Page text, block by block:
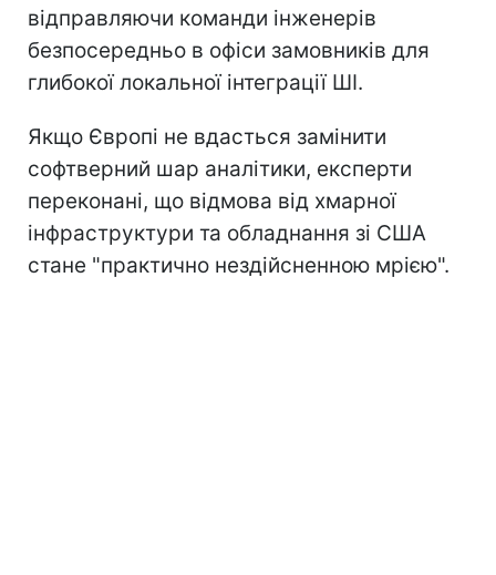
відправляючи команди інженерів
безпосередньо в офіси замовників для
глибокої локальної інтеграції ШІ.
Якщо Європі не вдасться замінити
софтверний шар аналітики, експерти
переконані, що відмова від хмарної
інфраструктури та обладнання зі США
стане "практично нездійсненною мрією".